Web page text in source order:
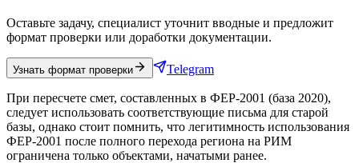
Оставьте задачу, специалист уточнит вводные и предложит
формат проверки или доработки документации.
Узнать формат проверки Telegram
При пересчете смет, составленных в ФЕР-2001 (база 2020),
следует использовать соответствующие письма для старой
базы, однако стоит помнить, что легитимность использования
ФЕР-2001 после полного перехода региона на РИМ
ограничена только объектами, начатыми ранее.